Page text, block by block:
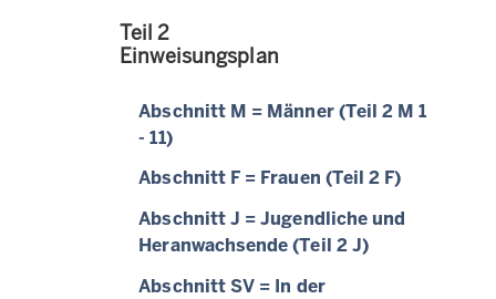
Teil 2
Einweisungsplan
Abschnitt M = Männer (Teil 2 M 1
- 11)
Abschnitt F = Frauen (Teil 2 F)
Abschnitt J = Jugendliche und
Heranwachsende (Teil 2 J)
Abschnitt SV = In der